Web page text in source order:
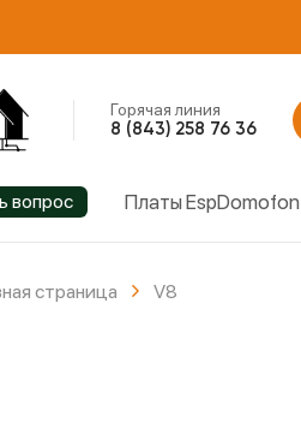
Горячая линия
8 (843) 258 76 36
вопрос Платы EspDomofon
страница V8